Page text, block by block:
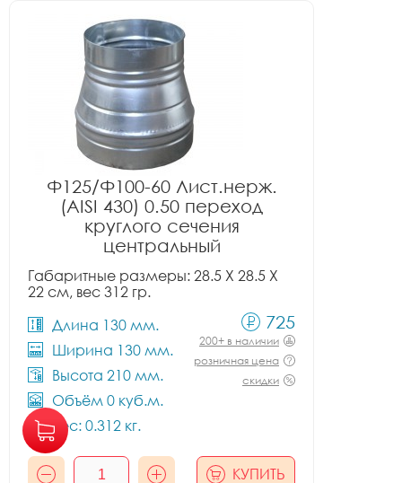
Ф125/Ф100-60 Лист.нерж.
(AISI 430) 0.50 переход
круглого сечения
центральный
Габаритные размеры: 28.5 X 28.5 X
22 см, вес 312 гр.
Длина 130 мм.
Ширина 130 мм.
Высота 210 мм.
Объём 0 куб.м.
Вес: 0.312 кг.
725
200+ в наличии
розничная цена
скидки
КУПИТЬ